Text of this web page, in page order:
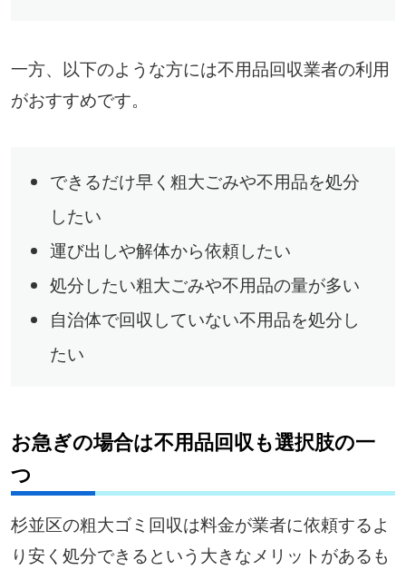
一方、以下のような方には不用品回収業者の利用
がおすすめです。
できるだけ早く粗大ごみや不用品を処分
したい
運び出しや解体から依頼したい
処分したい粗大ごみや不用品の量が多い
自治体で回収していない不用品を処分し
たい
お急ぎの場合は不用品回収も選択肢の一
つ
杉並区の粗大ゴミ回収は料金が業者に依頼するよ
り安く処分できるという大きなメリットがあるも